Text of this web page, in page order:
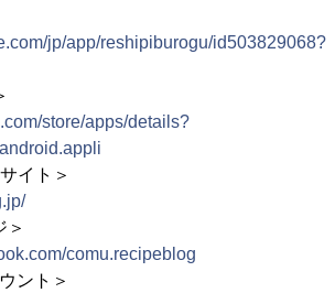
jp/app/reshipiburogu/id503829068?
store/apps/details?
イト＞
＞
comu.recipeblog
ント＞